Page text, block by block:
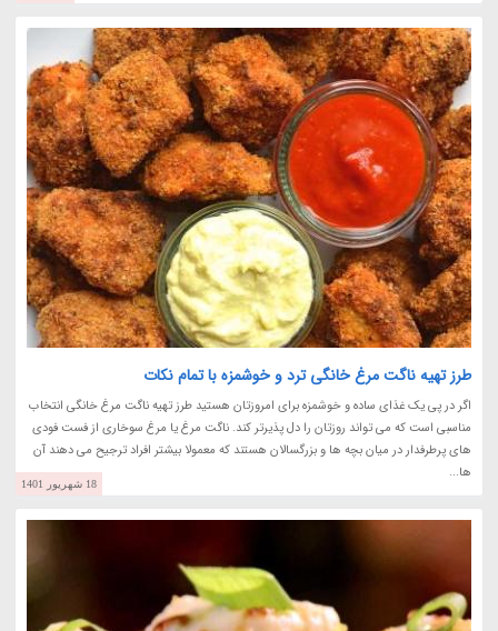
طرز تهیه ناگت مرغ خانگی ترد و خوشمزه با تمام نکات
اگر در پی یک غذای ساده و خوشمزه برای امروزتان هستید طرز تهیه ناگت مرغ خانگی انتخاب
مناسبی است که می تواند روزتان را دل پذیرتر کند. ناگت مرغ یا مرغ سوخاری از فست فودی
های پرطرفدار در میان بچه ها و بزرگسالان هستند که معمولا بیشتر افراد ترجیح می دهند آن
ها...
18 شهریور 1401